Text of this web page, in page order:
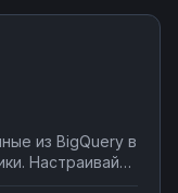
из BigQuery в
Настраивайте